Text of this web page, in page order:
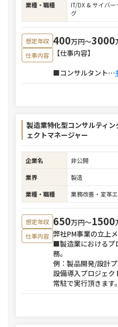
業種・職種
IT/DX & サイバ
グ
想定年収 400万円〜3000
仕事内容
【仕事内容】
■コンサルタント⋯
製造業特化型コンサルティ
ェクトマネージャー
企業名
非公開
業界
製造
業種・職種
業務改善・変革
想定年収 650万円〜1500
仕事内容 弊社PM事業の立上
■製造業におけるプ
務。
例：製品開発/設計
設備導入プロジェク
常駐で実行頂きます。